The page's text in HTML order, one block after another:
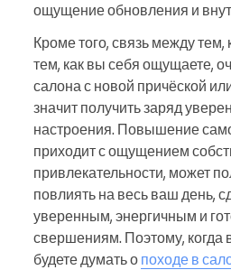
ощущение обновления и
Кроме того, связь между тем,
тем, как вы себя ощущаете,
салона с новой причёской
значит получить заряд
настроения. Повышение
приходит с ощущением
привлекательности, может
повлиять на весь ваш день,
уверенным, энергичным и
свершениям. Поэтому, когда
будете думать о походе в